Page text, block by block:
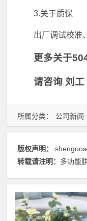
3.关于质保
出厂调试校准
更多关于
请咨询 刘工
所属分类： 公司新闻
版权声明：
转载请注明： 多功能